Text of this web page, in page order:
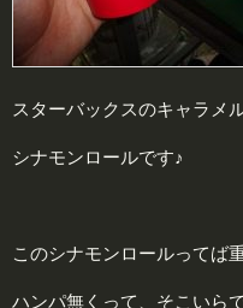
スターバックスのキャラメ
シナモンロールです♪
このシナモンロールってば
ハンパ無くって、そこいら